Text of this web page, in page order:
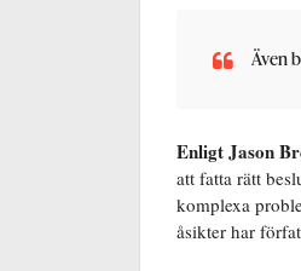
Även
Enligt Jason
att fatta rätt
komplexa
åsikter har